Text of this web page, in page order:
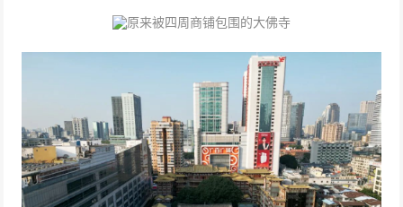
原来被四周商铺包围的大佛寺